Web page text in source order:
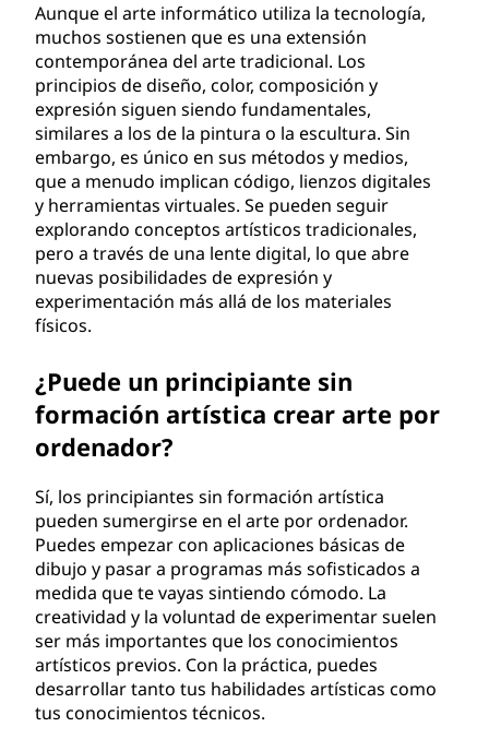
Aunque el arte informático utiliza la tecnología,
muchos sostienen que es una extensión
contemporánea del arte tradicional. Los
principios de diseño, color, composición y
expresión siguen siendo fundamentales,
similares a los de la pintura o la escultura. Sin
embargo, es único en sus métodos y medios,
que a menudo implican código, lienzos digitales
y herramientas virtuales. Se pueden seguir
explorando conceptos artísticos tradicionales,
pero a través de una lente digital, lo que abre
nuevas posibilidades de expresión y
experimentación más allá de los materiales
físicos.
¿Puede un principiante sin
formación artística crear arte por
ordenador?
Sí, los principiantes sin formación artística
pueden sumergirse en el arte por ordenador.
Puedes empezar con aplicaciones básicas de
dibujo y pasar a programas más sofisticados a
medida que te vayas sintiendo cómodo. La
creatividad y la voluntad de experimentar suelen
ser más importantes que los conocimientos
artísticos previos. Con la práctica, puedes
desarrollar tanto tus habilidades artísticas como
tus conocimientos técnicos.